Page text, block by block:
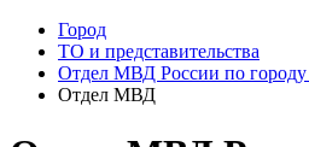
Город
ТО и представительства
Отдел МВД России по
Отдел МВД